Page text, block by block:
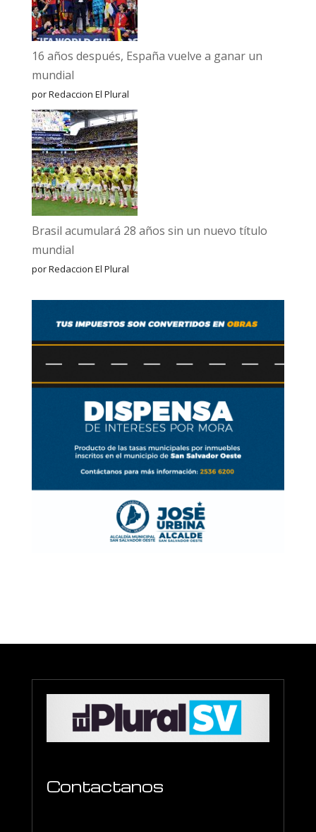
16 años después, España vuelve a ganar un
mundial
por Redaccion El Plural
Brasil acumulará 28 años sin un nuevo título
mundial
por Redaccion El Plural
Contactanos